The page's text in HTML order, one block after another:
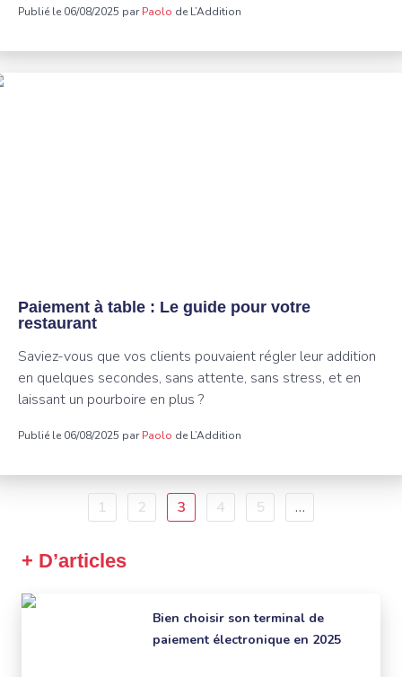
Publié le 06/08/2025 parPaolo de L’Addition
Paiement à table : Le guide pour votre
restaurant
Saviez-vous que vos clients pouvaient régler leur addition
en quelques secondes, sans attente, sans stress, et en
laissant un pourboire en plus ?
Publié le 06/08/2025 parPaolo de L’Addition
Page
1 Page
2
Page
3 Page
4 Page
5 …
+ D’articles
Bien choisir son terminal de
paiement électronique en 2025